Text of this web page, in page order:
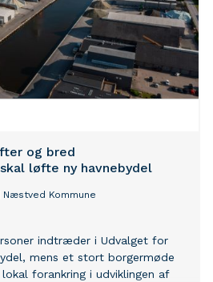
og bred
løfte ny havnebydel
Næstved Kommune
indtræder i Udvalget for
mens et stort borgermøde
forankring i udviklingen af